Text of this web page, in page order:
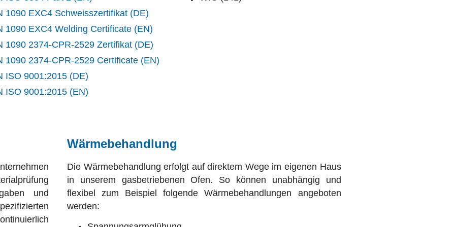
1090 EXC4 Schweisszertifikat (DE)
1090 EXC4 Welding Certificate (EN)
1090 2374-CPR-2529 Zertifikat (DE)
1090 2374-CPR-2529 Certificate (EN)
ISO 9001:2015 (DE)
ISO 9001:2015 (EN)
und
Wärmebehandlung
Die Wärmebehandlung erfolgt auf direktem Wege im eigenen Haus
in unserem gasbetriebenen Ofen. So können unabhängig und
flexibel zum Beispiel folgende Wärmebehandlungen angeboten
werden: